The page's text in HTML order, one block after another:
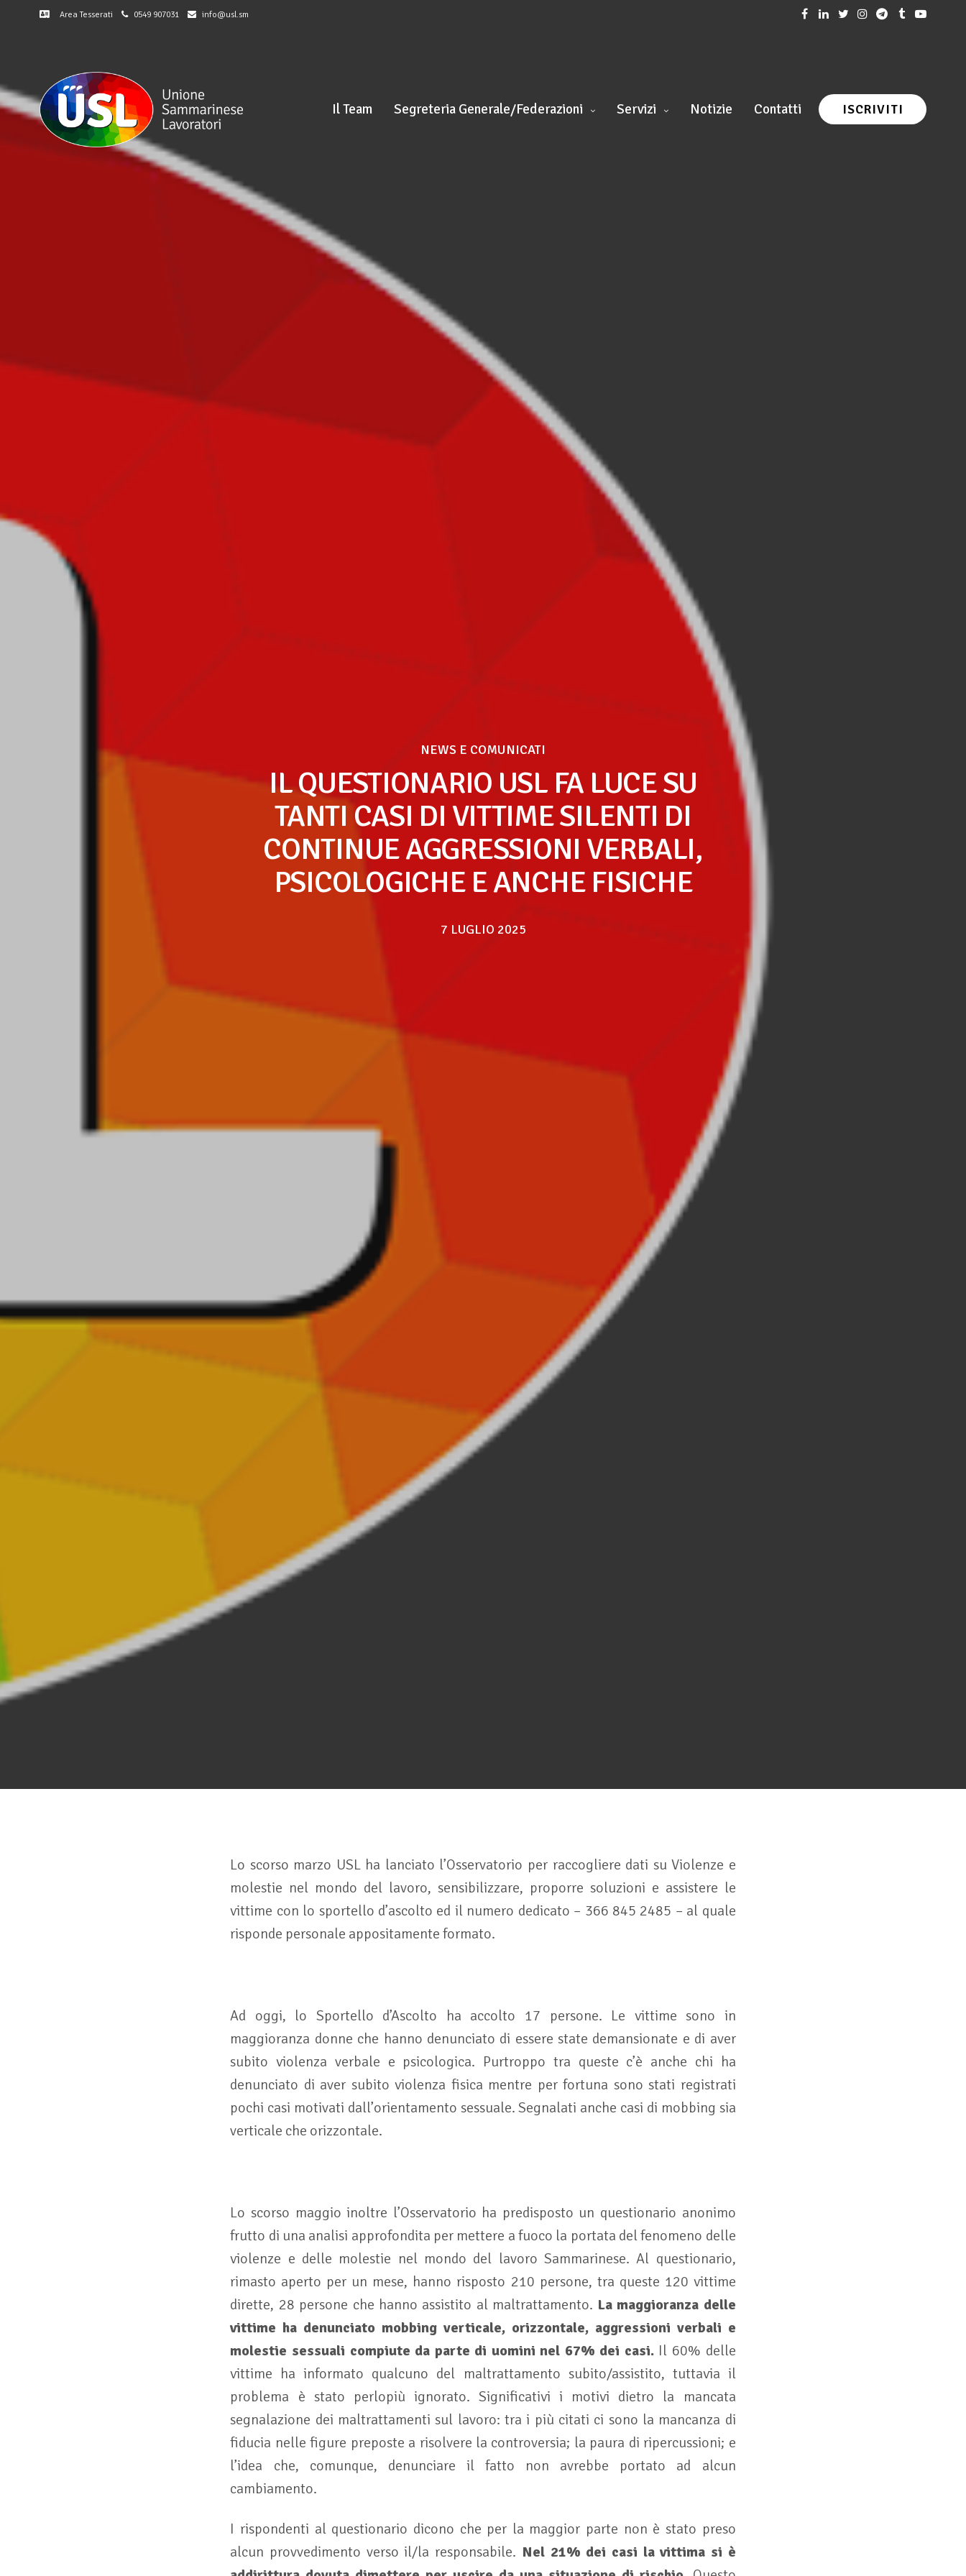
Area Tesserati 0549 907031 info@usl.sm
Il Team Segreteria Generale/Federazioni Servizi Notizie Contatti ISCRIVITI
NEWS E COMUNICATI
IL QUESTIONARIO USL FA LUCE SU
TANTI CASI DI VITTIME SILENTI DI
CONTINUE AGGRESSIONI VERBALI,
PSICOLOGICHE E ANCHE FISICHE
7 LUGLIO 2025
Lo scorso marzo USL ha lanciato l’Osservatorio per raccogliere dati su Violenze e
molestie nel mondo del lavoro, sensibilizzare, proporre soluzioni e assistere le
vittime con lo sportello d’ascolto ed il numero dedicato – 366 845 2485 – al quale
risponde personale appositamente formato.
Ad oggi, lo Sportello d’Ascolto ha accolto 17 persone. Le vittime sono in
maggioranza donne che hanno denunciato di essere state demansionate e di aver
subito violenza verbale e psicologica. Purtroppo tra queste c’è anche chi ha
denunciato di aver subito violenza fisica mentre per fortuna sono stati registrati
pochi casi motivati dall’orientamento sessuale. Segnalati anche casi di mobbing sia
verticale che orizzontale.
Lo scorso maggio inoltre l’Osservatorio ha predisposto un questionario anonimo
frutto di una analisi approfondita per mettere a fuoco la portata del fenomeno delle
violenze e delle molestie nel mondo del lavoro Sammarinese. Al questionario,
rimasto aperto per un mese, hanno risposto 210 persone, tra queste 120 vittime
dirette, 28 persone che hanno assistito al maltrattamento. La maggioranza delle
vittime ha denunciato mobbing verticale, orizzontale, aggressioni verbali e
molestie sessuali compiute da parte di uomini nel 67% dei casi.Il 60% delle
vittime ha informato qualcuno del maltrattamento subito/assistito, tuttavia il
problema è stato perlopiù ignorato. Significativi i motivi dietro la mancata
segnalazione dei maltrattamenti sul lavoro: tra i più citati ci sono la mancanza di
fiducia nelle figure preposte a risolvere la controversia; la paura di ripercussioni; e
l’idea che, comunque, denunciare il fatto non avrebbe portato ad alcun
cambiamento.
I rispondenti al questionario dicono che per la maggior parte non è stato preso
alcun provvedimento verso il/la responsabile. Nel 21% dei casi la vittima si è